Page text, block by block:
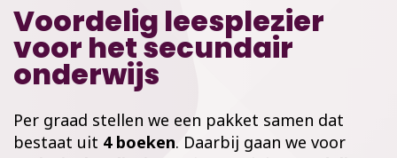
Voordelig leesplezier
voor het secundair
onderwijs
Per graad stellen we een pakket samen dat
bestaat uit 4 boeken. Daarbij gaan we voor